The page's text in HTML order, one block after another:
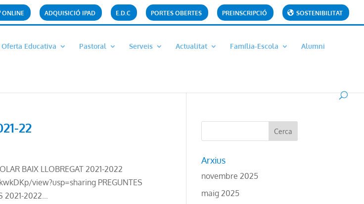
ONLINE ADQUISICIÓ IPAD E.D.C PORTES OBERTES PREINSCRIPCIÓ SOSTENIBILITAT
Oferta Educativa Pastoral Serveis Actualitat Família-Escola Alumni
22
BAIX LLOBREGAT 2021-2022
view?usp=sharing PREGUNTES
2021-2022...
Arxius
novembre 2025
maig 2025